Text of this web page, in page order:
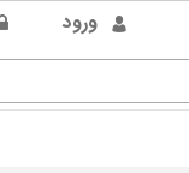
ورود